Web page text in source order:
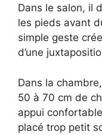
Dans le salon, il
les pieds avant
simple geste
d’une
Dans la
50 à 70 cm de
appui
placé trop petit